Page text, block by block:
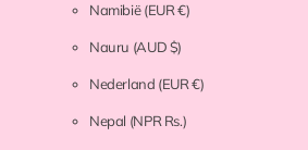
Namibië(EUR €)
Nauru (AUD $)
Nederland (EUR €)
Nepal (NPR Rs.)